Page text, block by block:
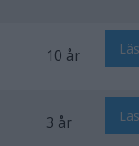
10 år
3 år